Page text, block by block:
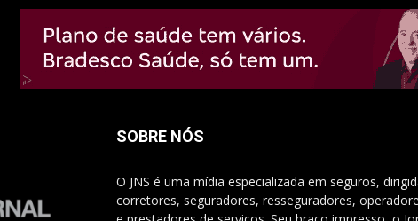
SOBRE NÓS
O JNS é uma mídia especializada em seguros,
corretores, seguradores, resseguradores,